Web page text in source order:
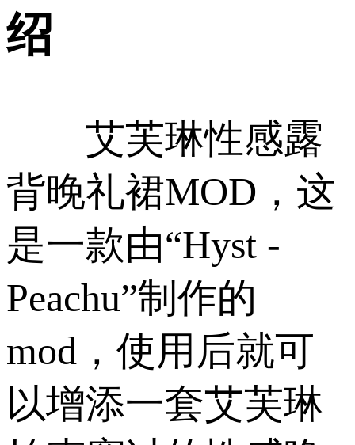
绍
艾芙琳性感露
背晚礼裙MOD，这
是一款由“Hyst -
Peachu”制作的
mod，使用后就可
以增添一套艾芙琳